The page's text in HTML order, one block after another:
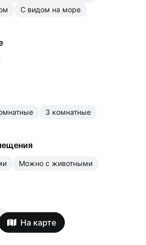
На карте
с видом на море
3 комнатные
можно с животными